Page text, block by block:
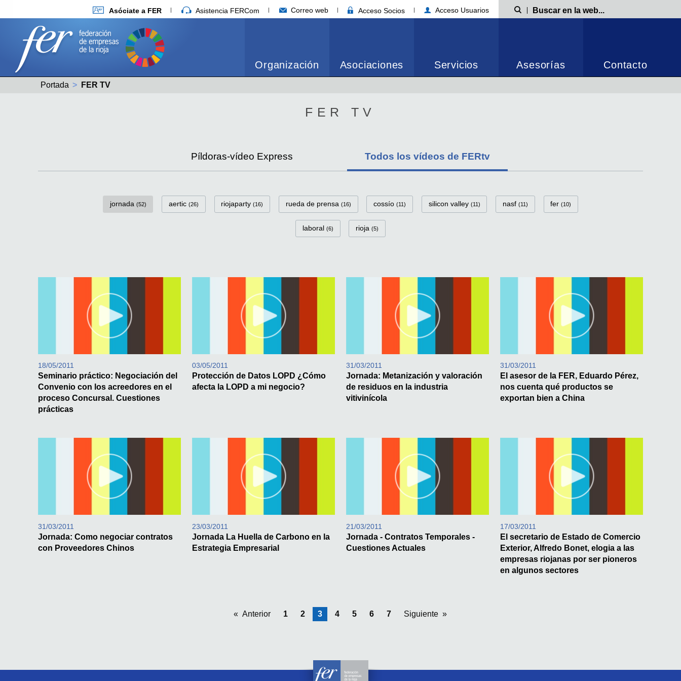
Asóciate a FER Asistencia FERCom Correo web Acceso Socios Acceso Usuarios Búsqueda
Organización Asociaciones Servicios Asesorías Contacto
Portada Actual:
FER TV
FER TV
Píldoras-vídeo Express Todos los vídeos de FERtv
FerTv Categorías
jornada (52) aertic (26) riojaparty (16) rueda de prensa (16) cossío (11) silicon valley (11) nasf (11) fer (10)
laboral (6) rioja (5)
18/05/2011
Seminario práctico: Negociación del
Convenio con los acreedores en el
proceso Concursal. Cuestiones
prácticas
03/05/2011
Protección de Datos LOPD ¿Cómo
afecta la LOPD a mi negocio?
31/03/2011
Jornada: Metanización y valoración
de residuos en la industria
vitivinícola
31/03/2011
El asesor de la FER, Eduardo Pérez,
nos cuenta qué productos se
exportan bien a China
31/03/2011
Jornada: Como negociar contratos
con Proveedores Chinos
23/03/2011
Jornada La Huella de Carbono en la
Estrategia Empresarial
21/03/2011
Jornada - Contratos Temporales -
Cuestiones Actuales
17/03/2011
El secretario de Estado de Comercio
Exterior, Alfredo Bonet, elogia a las
empresas riojanas por ser pioneros
en algunos sectores
Anterior 1 2 Estás en la pagina
3 4 5 6 7 Siguiente